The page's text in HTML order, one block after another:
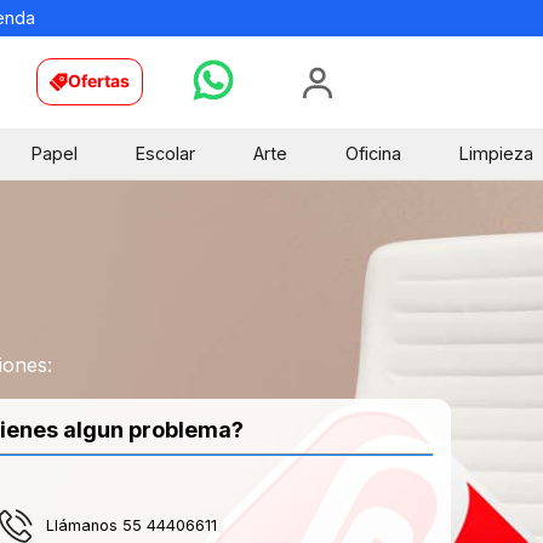
Ofertas
Papel Escolar Arte Oficina Limpieza
algun problema?
Llámanos 55 44406611